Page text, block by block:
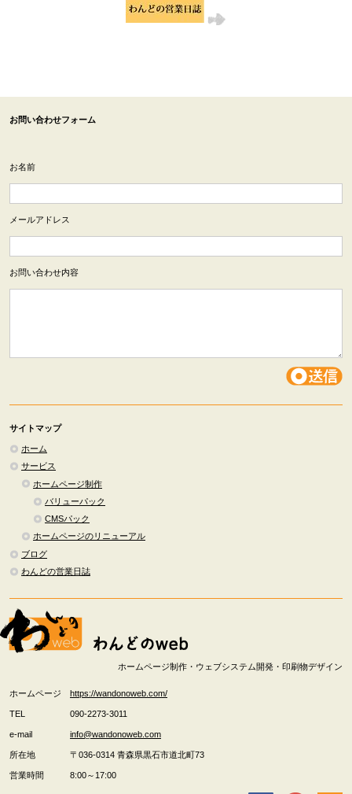
お問い合わせフォーム
お名前
メールアドレス
お問い合わせ内容
サイトマップ
ホーム
サービス
ホームページ制作
バリューパック
CMSパック
ホームページのリニューアル
ブログ
わんどの営業日誌
ホームページ制作・ウェブシステム開発・印刷物デザイン
ホームページ https://wandonoweb.com/
TEL 090-2273-3011
e-mail info@wandonoweb.com
所在地 〒036-0314 青森県黒石市道北町73
営業時間 8:00～17:00